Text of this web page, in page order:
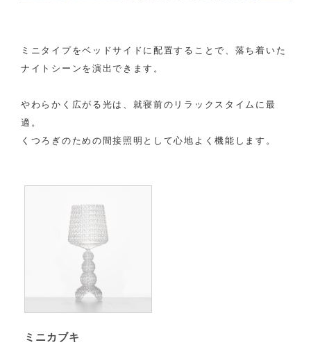
ミニタイプをベッドサイドに配置することで、落ち着いた
ナイトシーンを演出できます。
やわらかく広がる光は、就寝前のリラックスタイムに最
適。
くつろぎのための間接照明として心地よく機能します。
ミニカブキ